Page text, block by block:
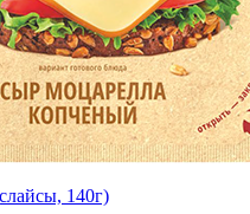
140г)